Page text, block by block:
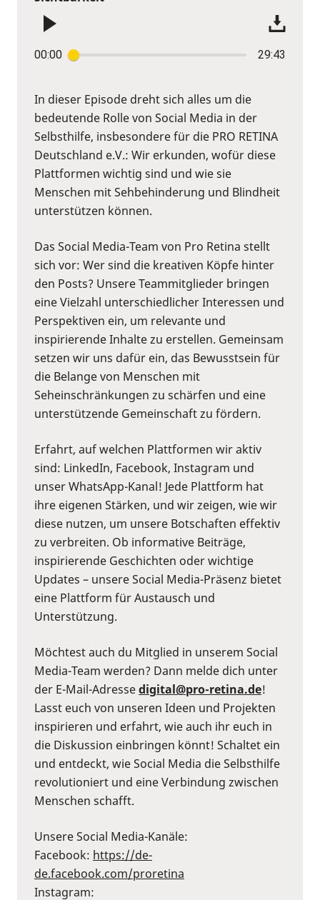
00:00 29:43
In dieser Episode dreht sich alles um die
bedeutende Rolle von Social Media in der
Selbsthilfe, insbesondere für die PRO RETINA
Deutschland e.V.: Wir erkunden, wofür diese
Plattformen wichtig sind und wie sie
Menschen mit Sehbehinderung und Blindheit
unterstützen können.
Das Social Media-Team von Pro Retina stellt
sich vor: Wer sind die kreativen Köpfe hinter
den Posts? Unsere Teammitglieder bringen
eine Vielzahl unterschiedlicher Interessen und
Perspektiven ein, um relevante und
inspirierende Inhalte zu erstellen. Gemeinsam
setzen wir uns dafür ein, das Bewusstsein für
die Belange von Menschen mit
Seheinschränkungen zu schärfen und eine
unterstützende Gemeinschaft zu fördern.
Erfahrt, auf welchen Plattformen wir aktiv
sind: LinkedIn, Facebook, Instagram und
unser WhatsApp-Kanal! Jede Plattform hat
ihre eigenen Stärken, und wir zeigen, wie wir
diese nutzen, um unsere Botschaften effektiv
zu verbreiten. Ob informative Beiträge,
inspirierende Geschichten oder wichtige
Updates – unsere Social Media-Präsenz bietet
eine Plattform für Austausch und
Unterstützung.
Möchtest auch du Mitglied in unserem Social
Media-Team werden? Dann melde dich unter
der E-Mail-Adressedigital@pro-retina.de!
Lasst euch von unseren Ideen und Projekten
inspirieren und erfahrt, wie auch ihr euch in
die Diskussion einbringen könnt! Schaltet ein
und entdeckt, wie Social Media die Selbsthilfe
revolutioniert und eine Verbindung zwischen
Menschen schafft.
Unsere Social Media-Kanäle:
Facebook: ⁠https://de-
de.facebook.com/proretina⁠
Instagram: